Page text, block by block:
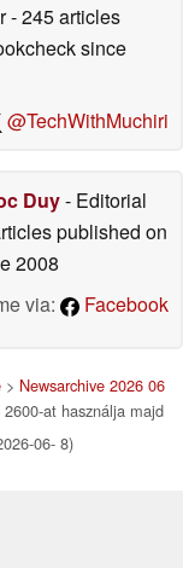
- 245 articles
since
@TechWithMuchiri
Duy- Editorial
published on
2008
via:
Facebook
> Newsarchive 2026 06
at használja majd
06- 8)